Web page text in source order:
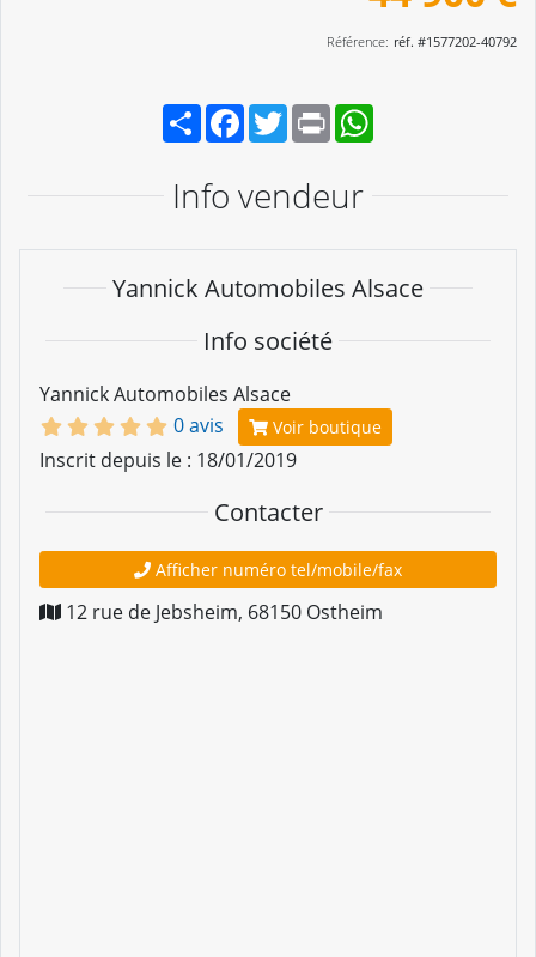
Référence: réf. #1577202-40792
PartagerFacebook
TwitterPrint
Info vendeur
Yannick Automobiles Alsace
Info société
Yannick Automobiles Alsace
0 avis
Voir boutique
Inscrit depuis le : 18/01/2019
Contacter
Afficher numéro tel/mobile/fax
12 rue de Jebsheim, 68150 Ostheim